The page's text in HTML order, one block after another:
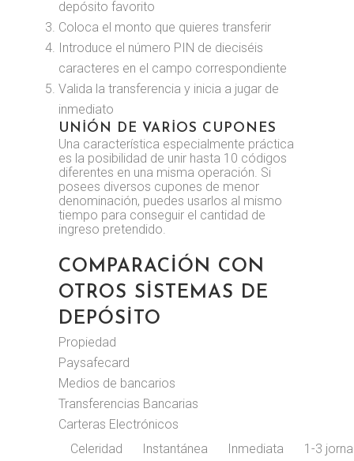
depósito favorito
Coloca el monto que quieres transferir
Introduce el número PIN de dieciséis
caracteres en el campo correspondiente
Valida la transferencia y inicia a jugar de
inmediato
UNIÓN DE VARIOS CUPONES
Una característica especialmente práctica
es la posibilidad de unir hasta 10 códigos
diferentes en una misma operación. Si
posees diversos cupones de menor
denominación, puedes usarlos al mismo
tiempo para conseguir el cantidad de
ingreso pretendido.
COMPARACIÓN CON
OTROS SISTEMAS DE
DEPÓSITO
Propiedad
Paysafecard
Medios de bancarios
Transferencias Bancarias
Carteras Electrónicos
Celeridad
Instantánea Inmediata 1-3